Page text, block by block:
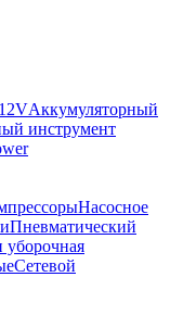
Аккумуляторный
инструмент
Насосное
Пневматический
уборочная
Сетевой